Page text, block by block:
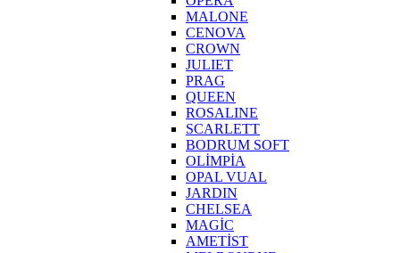
MALONE
CENOVA
CROWN
JULIET
PRAG
QUEEN
ROSALINE
SCARLETT
BODRUM SOFT
OLİMPİA
OPAL VUAL
JARDIN
CHELSEA
MAGİC
AMETİST